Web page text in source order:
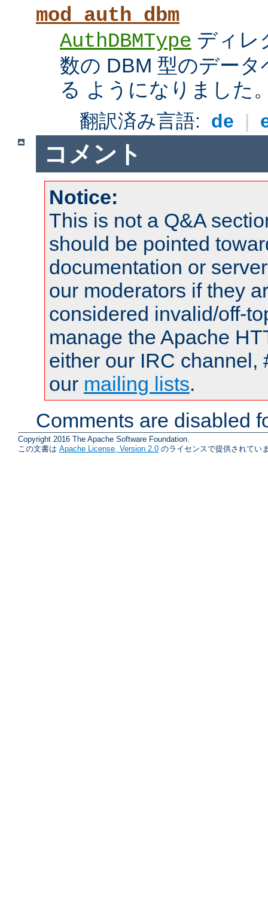
mod_auth_dbm
AuthDBMType ディレ
数の DBM 型のデー
る ようになりました
翻訳済み言語: de |
コメント
Notice:
This is not a Q&A
should be pointed
documentation or
our moderators if they
considered invalid/off-
manage the Apache
either our IRC channel,
our mailing lists.
Comments are disabled
Copyright 2016 The Apache Software Foundation.
この文書は Apache License, Version 2.0 のライセンスで提供されてい